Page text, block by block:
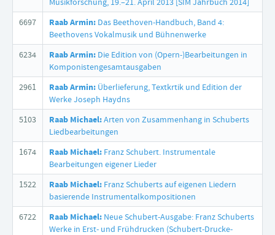
6697
Raab Armin: Das Beethoven-Handbuch, Band 4:
Beethovens Vokalmusik und Bühnenwerke
6234
Raab Armin: Die Edition von (Opern-)Bearbeitungen in
Komponistengesamtausgaben
2961
Raab Armin: Überlieferung, Textkrtik und Edition der
Werke Joseph Haydns
5103
Raab Michael:Arten von Zusammenhang in Schuberts
Liedbearbeitungen
1674
Raab Michael: Franz Schubert. Instrumentale
Bearbeitungen eigener Lieder
1522
Raab Michael: Franz Schuberts auf eigenen Liedern
basierende Instrumentalkompositionen
6722
Raab Michael: Neue Schubert-Ausgabe: Franz Schuberts
Werke in Erst- und Frühdrucken (Schubert-Drucke-